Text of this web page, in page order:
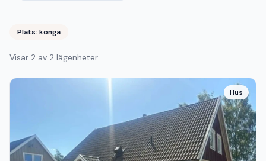
Plats: konga
Visar 2 av 2 lägenheter
Hus